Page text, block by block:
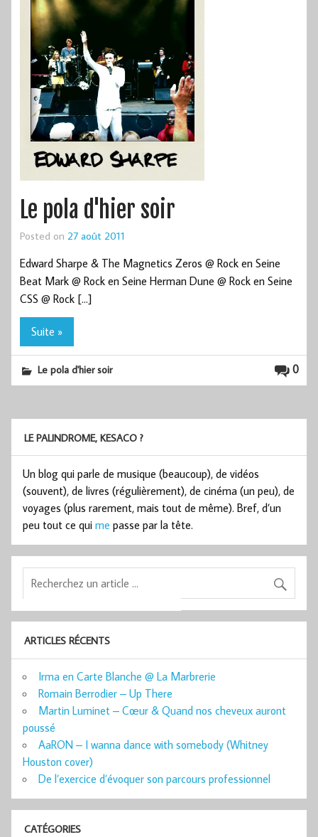
Le pola d'hier soir
Posted on 27 août 2011
Edward Sharpe & The Magnetics Zeros @ Rock en Seine
Beat Mark @ Rock en Seine Herman Dune @ Rock en Seine
CSS @ Rock […]
Suite »
0
Le pola d'hier soir
LE PALINDROME, KESACO ?
Un blog qui parle de musique (beaucoup), de vidéos
(souvent), de livres (régulièrement), de cinéma (un peu), de
voyages (plus rarement, mais tout de même). Bref, d’un
peu tout ce qui me passe par la tête.
ARTICLES RÉCENTS
Irma en Carte Blanche @ La Marbrerie
Romain Berrodier – Up There
Martin Luminet – Cœur & Quand nos cheveux auront
poussé
AaRON – I wanna dance with somebody (Whitney
Houston cover)
De l’exercice d’évoquer son parcours professionnel
CATÉGORIES